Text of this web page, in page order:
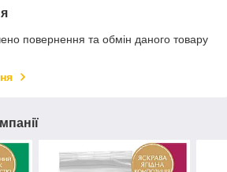
повернення та обмін даного товару